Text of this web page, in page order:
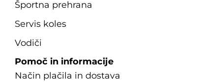
Športna prehrana
Servis koles
Vodiči
Pomoč in informacije
Način plačila in dostava